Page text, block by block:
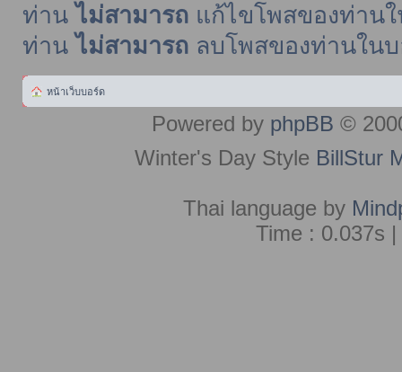
ท่าน ไม่สามารถแก้ไขโพสของท่าน
ท่าน ไม่สามารถลบโพสของท่านใน
หน้าเว็บบอร์ด
Powered by phpBB ©
Winter's Day Style BillStur
Thai language by
Time : 0.037s